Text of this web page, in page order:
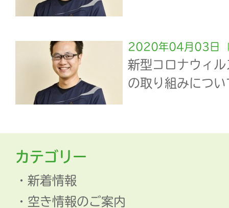
2020年04月03日
新型コロナウィ
の取り組みについ
カテゴリー
新着情報
空き情報のご案内